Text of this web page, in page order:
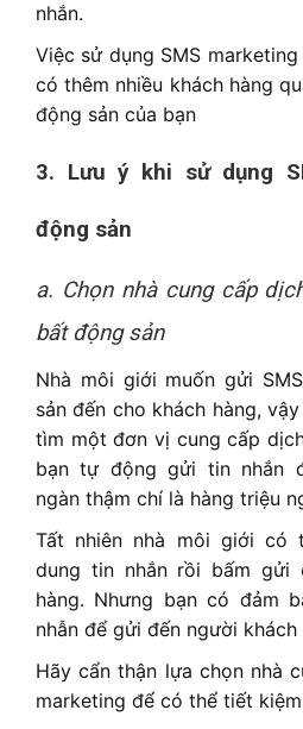
nhắn.
Việc sử dụng SMS
có thêm nhiều khách hàng
động sản của bạn
3. Lưu ý khi sử dụng
động sản
a. Chọn nhà cung cấp
bất động sản
Nhà môi giới muốn gửi
sản đến cho khách hàng,
tìm một đơn vị cung cấp
bạn tự động gửi tin nhắn
ngàn thậm chí là hàng triệu
Tất nhiên nhà môi giới có
dung tin nhắn rồi bấm gửi
hàng. Nhưng bạn có đảm
nhẫn để gửi đến người
Hãy cẩn thận lựa chọn nhà
marketing để có thể tiết